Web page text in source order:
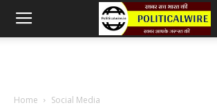
Home Social Media